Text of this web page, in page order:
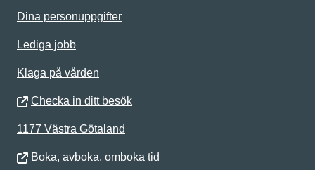
Dina personuppgifter
Lediga jobb
Klaga på vården
Checka in ditt besök
1177 Västra Götaland
Boka, avboka, omboka tid